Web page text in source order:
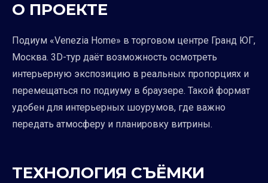
О ПРОЕКТЕ
Подиум «Venezia Home» в торговом центре Гранд ЮГ,
Москва. 3D-тур даёт возможность осмотреть
интерьерную экспозицию в реальных пропорциях и
перемещаться по подиуму в браузере. Такой формат
удобен для интерьерных шоурумов, где важно
передать атмосферу и планировку витрины.
ТЕХНОЛОГИЯ СЪЁМКИ